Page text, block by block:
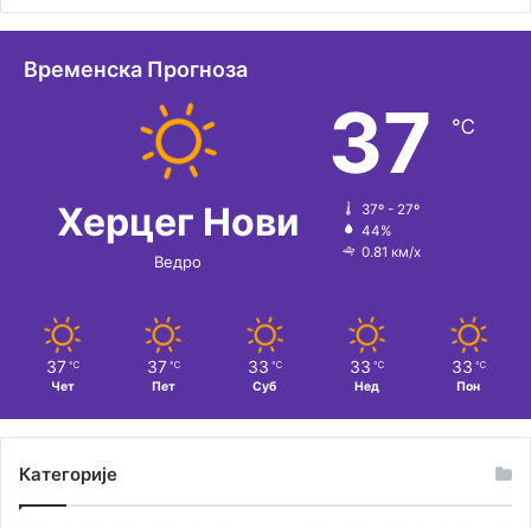
тВременска Прогноза
Херцег Нови
Ведро
37 ℃
37º - 27º
44%
0.81 км/х
37 ℃
Чет
37 ℃
Пет
33 ℃
Суб
33 ℃
Нед
33 ℃
Пон
Категорије